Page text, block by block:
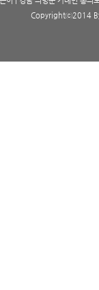
Copyrightⓒ2014